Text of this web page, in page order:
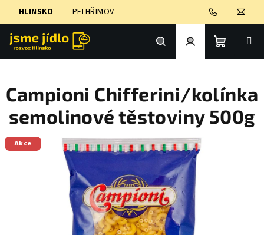
HLINSKO PELHŘIMOV
Hledat PřihlášeníNákupní
košík
Campioni Chifferini/kolínka
semolinové těstoviny 500g
Akce